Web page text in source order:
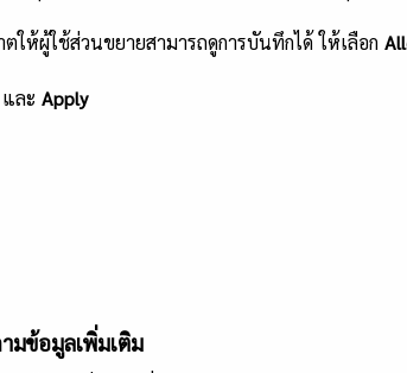
ให้ผู้ใช้ส่วนขยายสามารถดูการบันทึกได้ ให้เลือก
และ Apply
มข้อมูลเพิ่มเติม